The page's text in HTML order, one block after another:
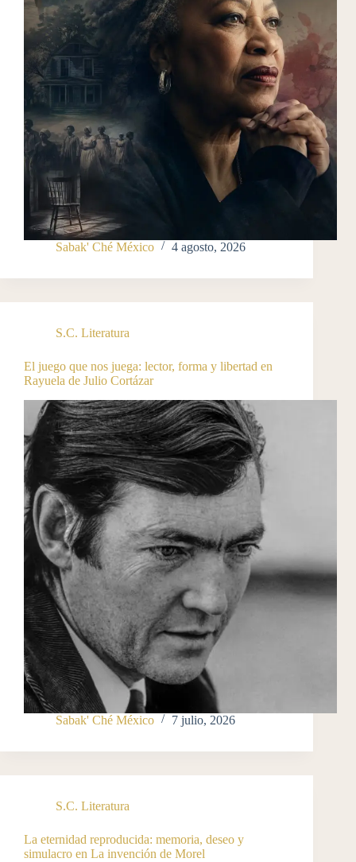
Sabak' Ché México 4 agosto, 2026
S.C. Literatura
El juego que nos juega: lector, forma y libertad en
Rayuela de Julio Cortázar
Sabak' Ché México 7 julio, 2026
S.C. Literatura
La eternidad reproducida: memoria, deseo y
simulacro en La invención de Morel